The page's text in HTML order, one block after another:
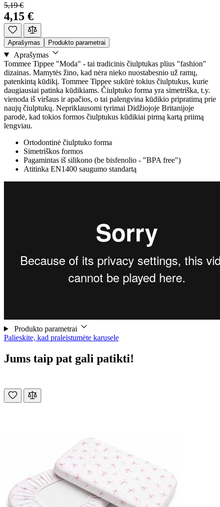
5,19 €
4,15 €
Aprašymas Produkto parametrai
Aprašymas
Tommee Tippee "Moda" - tai tradicinis čiulptukas plius "fashion"
dizainas. Mamytės žino, kad nėra nieko nuostabesnio už ramų,
patenkintą kūdikį. Tommee Tippee sukūrė tokius čiulptukus, kurie
daugiausiai patinka kūdikiams. Čiulptuko forma yra simetriška, t.y.
vienoda iš viršaus ir apačios, o tai palengvina kūdikio pripratimą prie
naujų čiulptukų. Nepriklausomi tyrimai Didžiojoje Britanijoje
parodė, kad tokios formos čiulptukus kūdikiai pirmą kartą priimą
lengviau.
Ortodontinė čiulptuko forma
Simetriškos formos
Pagamintas iš silikono (be bisfenolio - "BPA free")
Atitinka EN1400 saugumo standartą
Produkto parametrai
Palieskite, kad praleistumėte karuselę
Jums taip pat gali patikti!